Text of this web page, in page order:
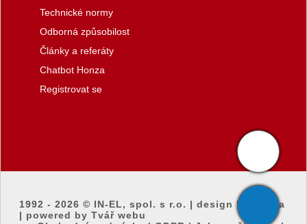
Technické normy
Odborná způsobilost
Články a referáty
Chatbot Honza
Registrovat se
1992 - 2026 © IN-EL, spol. s r.o. | design by honza
| powered by Tvář webu